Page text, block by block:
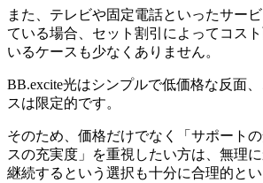
また、テレビや固定電話といったサー
ている場合、セット割引によってコス
いるケースも少なくありません。
BB.excite光はシンプルで低価格な反面
スは限定的です。
そのため、価格だけでなく「サポート
スの充実度」を重視したい方は、無理
継続するという選択も十分に合理的とい